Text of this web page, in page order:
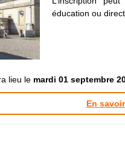
éducation ou
lieu le mardi 01 septembre
En